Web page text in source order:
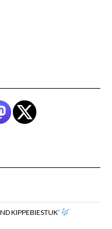
KIPPEBIESTUK’